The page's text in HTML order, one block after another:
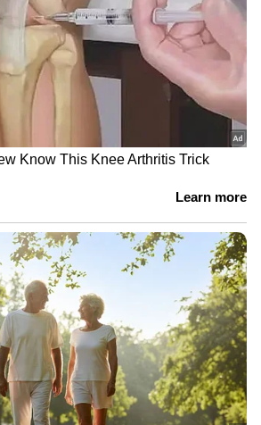
ഇവിടെയുള്ളത്'